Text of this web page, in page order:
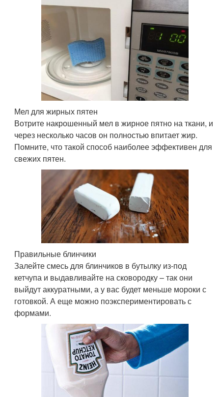
Мел для жирных пятен
Вотрите накрошенный мел в жирное пятно на ткани, и
через несколько часов он полностью впитает жир.
Помните, что такой способ наиболее эффективен для
свежих пятен.
Правильные блинчики
Залейте смесь для блинчиков в бутылку из-под
кетчупа и выдавливайте на сковородку – так они
выйдут аккуратными, а у вас будет меньше мороки с
готовкой. А еще можно поэкспериментировать с
формами.